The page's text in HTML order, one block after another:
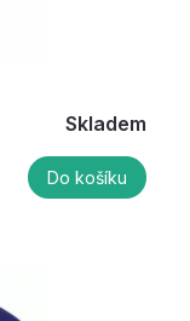
Skladem
Do košíku